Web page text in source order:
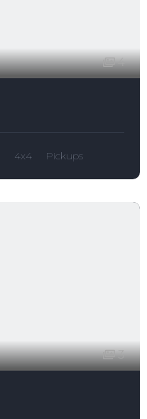
4
4x4
Pickups
3